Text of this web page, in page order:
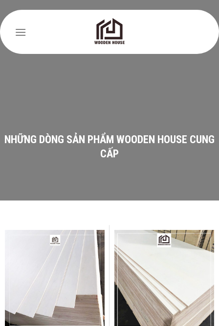
to
content
NHỮNG DÒNG SẢN PHẨM WOODEN HOUSE CUNG
CẤP